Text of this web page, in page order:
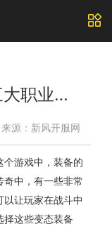
传奇里十分变态的装备三大职业玩家该怎样选择
来源：新风开服网
个游戏中，装备的
中，有一些非常
让玩家在战斗中
择这些变态装备